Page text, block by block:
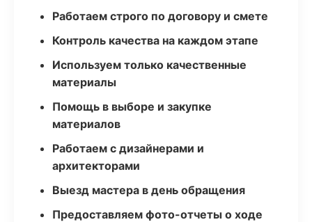
Работаем строго по договору и смете
Контроль качества на каждом этапе
Используем только качественные
материалы
Помощь в выборе и закупке
материалов
Работаем с дизайнерами и
архитекторами
Выезд мастера в день обращения
Предоставляем фото-отчеты о ходе